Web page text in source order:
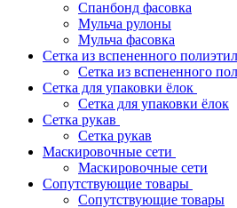
Спанбонд фасовка
Мульча рулоны
Мульча фасовка
Сетка из вспененного
Сетка из вспененного
Сетка для упаковки ёлок
Сетка для упаковки ёлок
Сетка рукав
Сетка рукав
Маскировочные сети
Маскировочные сети
Сопутствующие товары
Сопутствующие товары